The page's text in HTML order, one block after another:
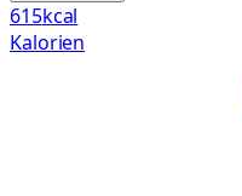
615kcal
Kalorien